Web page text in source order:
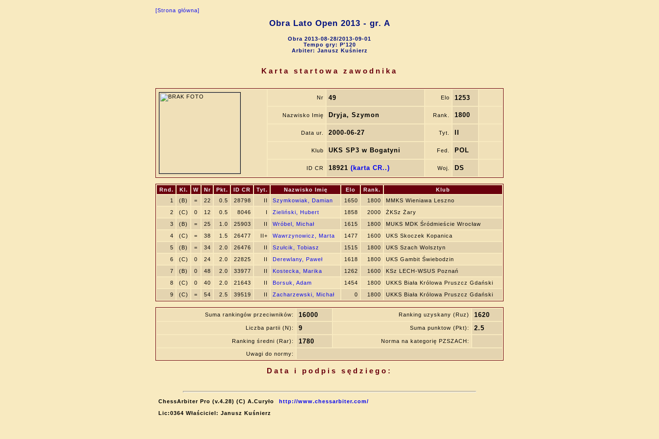
[Strona główna]
Obra Lato Open 2013 - gr. A
Obra 2013-08-28/2013-09-01
Tempo gry: P'120
Arbiter: Janusz Kuśnierz
Karta startowa zawodnika
Nr 49 Elo 1253
Nazwisko Imię Dryja, Szymon Rank. 1800
Data ur. 2000-06-27 Tyt.
Klub UKS SP3 w Bogatyni Fed. POL
ID CR 18921 (karta CR..) Woj. DS
Rnd. Kl. W Nr Pkt. ID CR Tyt. Nazwisko Imię Elo Rank.
Klub
1
(B) = 22 0.5 28798 II Szymkowiak, Damian 1650 1800
MMKS Wieniawa Leszno
2
(C) 0 12 0.5 8046 I Zieliński, Hubert 1858 2000
ŻKSz Żary
3
(B) = 25 1.0 25903 II Wróbel, Michał 1615 1800
MUKS MDK Śródmieście Wrocław
4
(C) = 38 1.5 26477 II+ Wawrzynowicz, Marta 1477 1600
UKS Skoczek Kopanica
5
(B) = 34 2.0 26476 II Szułcik, Tobiasz 1515 1800
UKS Szach Wolsztyn
6
(C) 0 24 2.0 22825 II Derewlany, Paweł 1618 1800
UKS Gambit Świebodzin
7
(B) 0 48 2.0 33977 II Kostecka, Marika 1262 1600
KSz LECH-WSUS Poznań
8
(C) 0 40 2.0 21643 II Borsuk, Adam 1454 1800
UKKS Biała Królowa Pruszcz Gdański
9
(C) = 54 2.5 39519 II Zacharzewski, Michał 0 1800 UKKS Biała Królowa Pruszcz Gdański
Suma rankingów przeciwników: 16000 Ranking uzyskany (Ruz) 1620
Liczba partii (N): 9 Suma punktow (Pkt): 2.5
Ranking średni (Rar): 1780 Norma na kategorię PZSZACH:
Uwagi do normy:
Data i podpis sędziego:
ChessArbiter Pro (v.4.28) (C) A.Curyło
http://www.chessarbiter.com/
Lic:0364 Właściciel: Janusz Kuśnierz